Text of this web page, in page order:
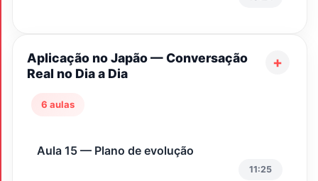
Aplicação no Japão — Conversação
Real no Dia a Dia
6 aulas
Aula 15 — Plano de evolução
11:25